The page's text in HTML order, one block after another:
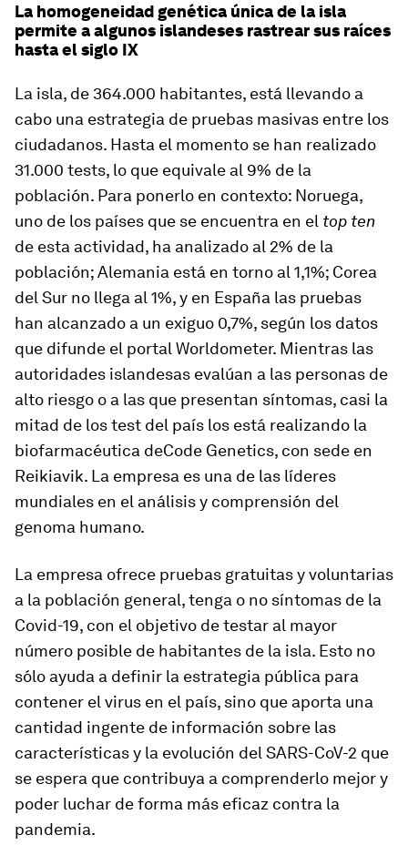
La homogeneidad genética única de la isla
permite a algunos islandeses rastrear sus raíces
hasta el siglo IX
La isla, de 364.000 habitantes, está llevando a
cabo una estrategia de pruebas masivas entre los
ciudadanos. Hasta el momento se han realizado
31.000 tests, lo que equivale al 9% de la
población. Para ponerlo en contexto: Noruega,
uno de los países que se encuentra en el top ten
de esta actividad, ha analizado al 2% de la
población; Alemania está en torno al 1,1%; Corea
del Sur no llega al 1%, y en España las pruebas
han alcanzado a un exiguo 0,7%, según los datos
que difunde el portal Worldometer. Mientras las
autoridades islandesas evalúan a las personas de
alto riesgo o a las que presentan síntomas, casi la
mitad de los test del país los está realizando la
biofarmacéutica deCode Genetics, con sede en
Reikiavik. La empresa es una de las líderes
mundiales en el análisis y comprensión del
genoma humano.
La empresa ofrece pruebas gratuitas y voluntarias
a la población general, tenga o no síntomas de la
Covid-19, con el objetivo de testar al mayor
número posible de habitantes de la isla. Esto no
sólo ayuda a definir la estrategia pública para
contener el virus en el país, sino que aporta una
cantidad ingente de información sobre las
características y la evolución del SARS-CoV-2 que
se espera que contribuya a comprenderlo mejor y
poder luchar de forma más eficaz contra la
pandemia.